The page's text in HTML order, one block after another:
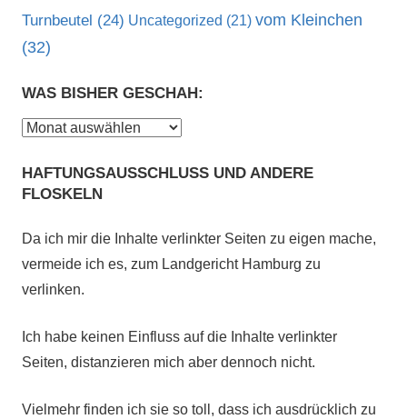
Turnbeutel (24) Uncategorized (21) vom Kleinchen
(32)
WAS BISHER GESCHAH:
Was
geschah:
HAFTUNGSAUSSCHLUSS UND ANDERE
FLOSKELN
Da ich mir die Inhalte verlinkter Seiten zu eigen mache,
vermeide ich es, zum Landgericht Hamburg zu
verlinken.
Ich habe keinen Einfluss auf die Inhalte verlinkter
Seiten, distanzieren mich aber dennoch nicht.
Vielmehr finden ich sie so toll, dass ich ausdrücklich zu